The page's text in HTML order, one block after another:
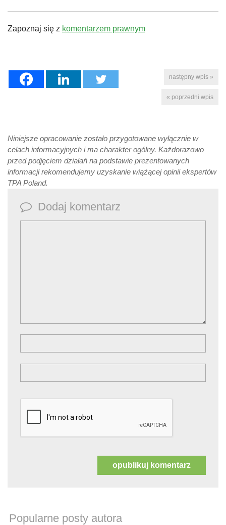
Zapoznaj się z komentarzem prawnym
następny wpis »
« poprzedni wpis
Niniejsze opracowanie zostało przygotowane wyłącznie w
celach informacyjnych i ma charakter ogólny. Każdorazowo
przed podjęciem działań na podstawie prezentowanych
informacji rekomendujemy uzyskanie wiążącej opinii ekspertów
TPA Poland.
Dodaj komentarz
Popularne posty autora